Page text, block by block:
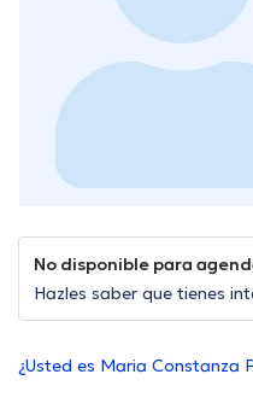
No disponible para
Hazles saber que tienes
¿Usted es Maria Constanza